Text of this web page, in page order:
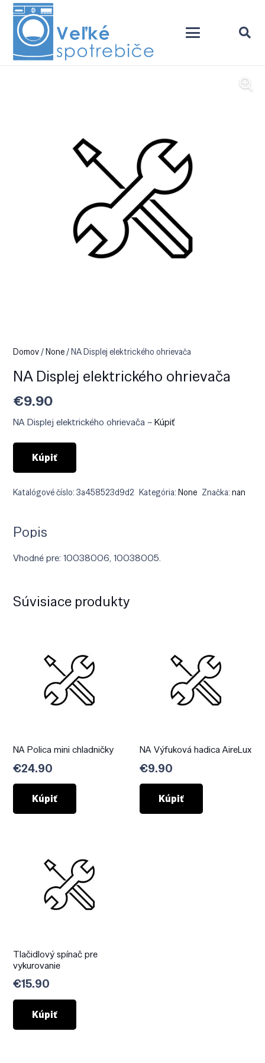
Domov/None/ NA Displej elektrického ohrievača
NA Displej elektrického ohrievača
€9.90
NA Displej elektrického ohrievača –Kúpiť
Kúpiť
Katalógové číslo:3a458523d9d2 Kategória:None Značka: nan
Popis
Vhodné pre: 10038006, 10038005.
Súvisiace produkty
NA Polica mini chladničky
€24.90
Kúpiť
NA Výfuková hadica AireLux
€9.90
Kúpiť
Tlačidlový spínač pre
vykurovanie
€15.90
Kúpiť